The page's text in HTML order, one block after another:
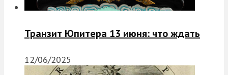
Транзит Юпитера 13 июня: что ждать
12/06/2025